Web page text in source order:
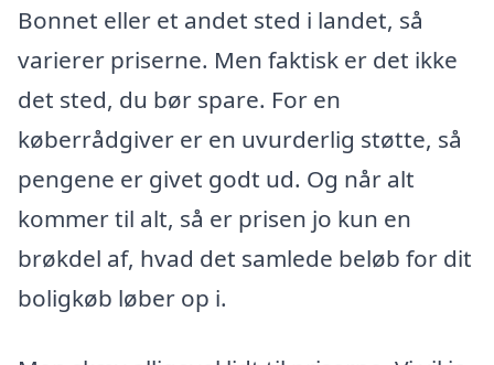
Bonnet eller et andet sted i landet, så
varierer priserne. Men faktisk er det ikke
det sted, du bør spare. For en
køberrådgiver er en uvurderlig støtte, så
pengene er givet godt ud. Og når alt
kommer til alt, så er prisen jo kun en
brøkdel af, hvad det samlede beløb for dit
boligkøb løber op i.